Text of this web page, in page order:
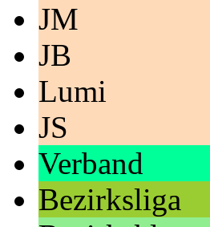
JM
JB
Lumi
JS
Verband
Bezirksliga